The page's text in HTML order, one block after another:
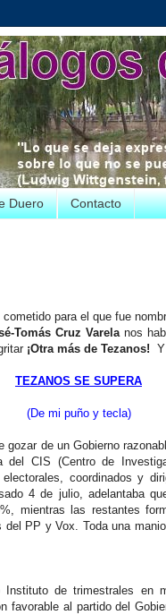
Duero Contacto
para el que fue
Tomás Cruz Varelanos
¡Otra más de Tezanos!
TEZANOS SE SUPERA
(De mi puño y tecla)
de un Gobierno
CIS (Centro de
coordinados y
4 de julio, adelantaba
mientras las restantes
PP y Vox. Toda una
de trimestrales en
favorable al partido del